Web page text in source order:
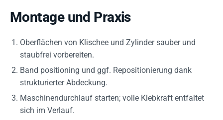
Montage und Praxis
Oberflächen von Klischee und Zylinder sauber und
staubfrei vorbereiten.
Band positioning und ggf. Repositionierung dank
strukturierter Abdeckung.
Maschinendurchlauf starten; volle Klebkraft entfaltet
sich im Verlauf.